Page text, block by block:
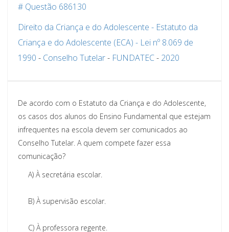
# Questão 686130
Direito da Criança e do Adolescente - Estatuto da
Criança e do Adolescente (ECA) - Lei nº 8.069 de
1990 - Conselho Tutelar- FUNDATEC- 2020
De acordo com o Estatuto da Criança e do Adolescente,
os casos dos alunos do Ensino Fundamental que estejam
infrequentes na escola devem ser comunicados ao
Conselho Tutelar. A quem compete fazer essa
comunicação?
A) À secretária escolar.
B) À supervisão escolar.
C) À professora regente.